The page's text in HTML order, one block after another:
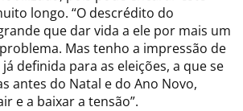
longo. “O descrédito do
que dar vida a ele por mais um
Mas tenho a impressão de
definida para as eleições, a que se
antes do Natal e do Ano Novo,
e a baixar a tensão”.